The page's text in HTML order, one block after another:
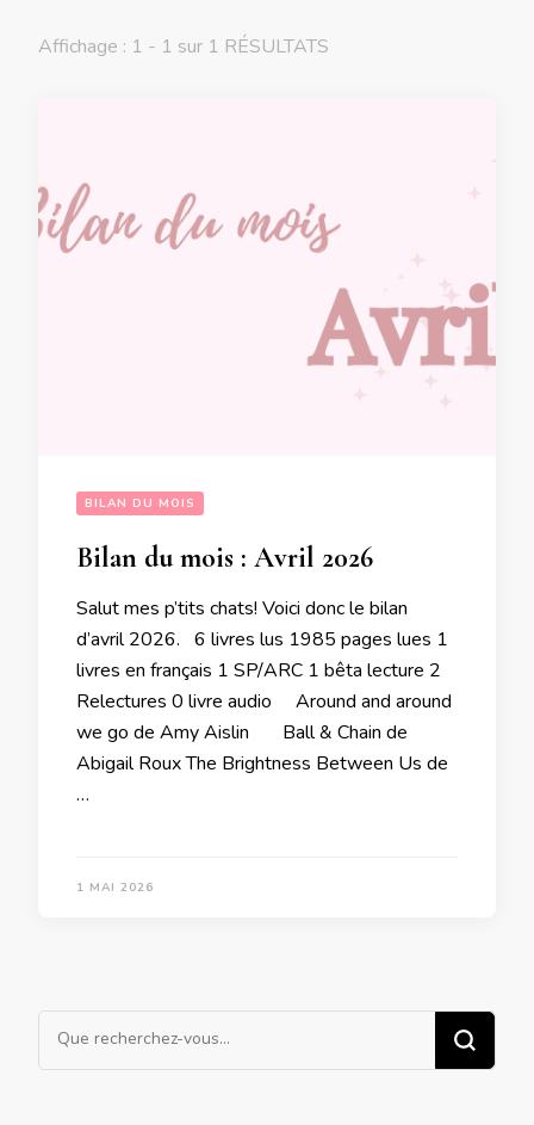
Affichage : 1 - 1 sur 1 RÉSULTATS
BILAN DU MOIS
Bilan du mois : Avril 2026
Salut mes p’tits chats! Voici donc le bilan
d’avril 2026. 6 livres lus 1985 pages lues 1
livres en français 1 SP/ARC 1 bêta lecture 2
Relectures 0 livre audio Around and around
we go de Amy Aislin Ball & Chain de
Abigail Roux The Brightness Between Us de
…
1 MAI 2026
Vous